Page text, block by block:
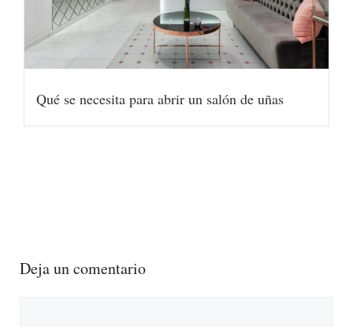
Qué se necesita para abrir un salón de uñas
Deja un comentario